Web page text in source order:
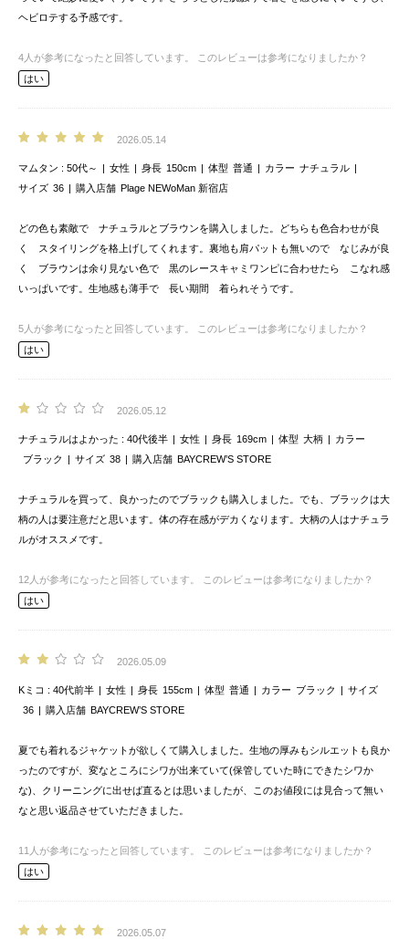
ヘビロテする予感です。
4 人が参考になったと回答しています。
このレビューは参考になりましたか？
はい
2026.05.14
マムタン 50代～ 女性 身長 150cm 体型 普通 カラー ナチュラル
サイズ 36 購入店舗 Plage NEWoMan 新宿店
どの色も素敵で ナチュラルとブラウンを購入しました。どちらも色合わせが良
く スタイリングを格上げしてくれます。裏地も肩パットも無いので なじみが良
く ブラウンは余り見ない色で 黒のレースキャミワンピに合わせたら こなれ感
いっぱいです。生地感も薄手で 長い期間 着られそうです。
5 人が参考になったと回答しています。
このレビューは参考になりましたか？
はい
2026.05.12
ナチュラルはよかった 40代後半 女性 身長 169cm 体型 大柄
カラー
ブラック
サイズ 38 購入店舗 BAYCREW’S STORE
ナチュラルを買って、良かったのでブラックも購入しました。でも、ブラックは大
柄の人は要注意だと思います。体の存在感がデカくなります。大柄の人はナチュラ
ルがオススメです。
12 人が参考になったと回答しています。
このレビューは参考になりましたか？
はい
2026.05.09
Kミコ 40代前半 女性 身長 155cm 体型 普通 カラー ブラック
サイズ
36
購入店舗 BAYCREW’S STORE
夏でも着れるジャケットが欲しくて購入しました。生地の厚みもシルエットも良か
ったのですが、変なところにシワが出来ていて(保管していた時にできたシワか
な)、クリーニングに出せば直るとは思いましたが、このお値段には見合って無い
なと思い返品させていただきました。
11 人が参考になったと回答しています。
このレビューは参考になりましたか？
はい
2026.05.07